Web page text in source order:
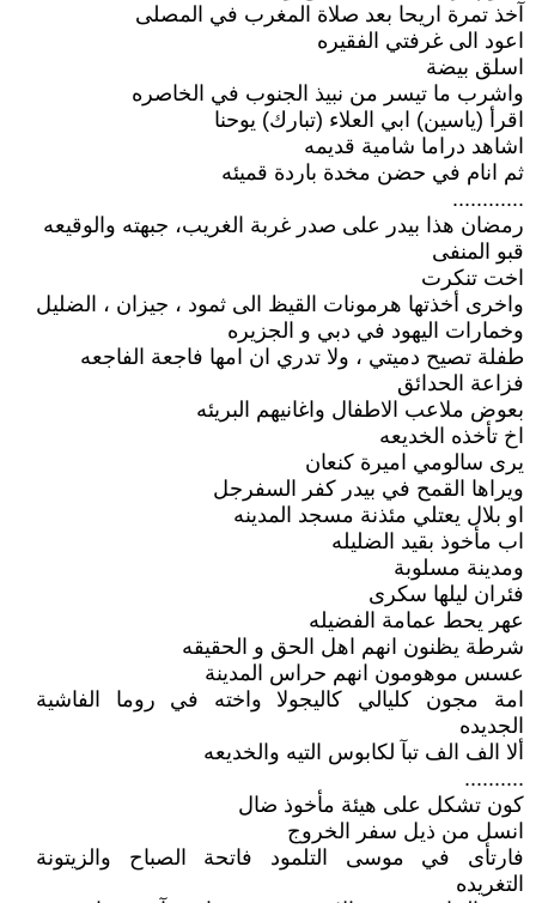
آخذ تمرة اريحا بعد صلاة المغرب في المصلى
اعود الى غرفتي الفقيره
اسلق بيضة
واشرب ما تيسر من نبيذ الجنوب في الخاصره
اقرأ (ياسين) ابي العلاء (تبارك) يوحنا
اشاهد دراما شامية قديمه
ثم انام في حضن مخدة باردة قميئه
............
رمضان هذا بيدر على صدر غربة الغريب، جبهته والوقيعه
قبو المنفى
اخت تنكرت
واخرى أخذتها هرمونات القيظ الى ثمود ، جيزان ، الضليل
وخمارات اليهود في دبي و الجزيره
طفلة تصيح دميتي ، ولا تدري ان امها فاجعة الفاجعه
فزاعة الحدائق
بعوض ملاعب الاطفال واغانيهم البريئه
اخ تأخذه الخديعه
يرى سالومي اميرة كنعان
ويراها القمح في بيدر كفر السفرجل
او بلال يعتلي مئذنة مسجد المدينه
اب مأخوذ بقيد الضليله
ومدينة مسلوبة
فئران ليلها سكرى
عهر يحط عمامة الفضيله
شرطة يظنون انهم اهل الحق و الحقيقه
عسس موهومون انهم حراس المدينة
امة مجون كليالي كاليجولا واخته في روما الفاشية
الجديده
ألا الف الف تبآ لكابوس التيه والخديعه
..........
كون تشكل على هيئة مأخوذ ضال
انسل من ذيل سفر الخروج
فارتأى في موسى التلمود فاتحة الصباح والزيتونة
التغريده